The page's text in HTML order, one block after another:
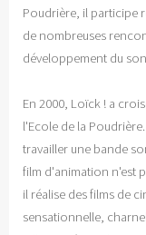
Poudrière, il participe
de nombreuses
développement du
En 2000, Loïck ! a
l'Ecole de la
travailler une bande
film d'animation n'est
il réalise des films de
sensationnelle,